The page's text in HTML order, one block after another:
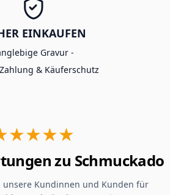
EINKAUFEN
Gravur -
& Käuferschutz
zu Schmuckado
unsere Kundinnen und Kunden für